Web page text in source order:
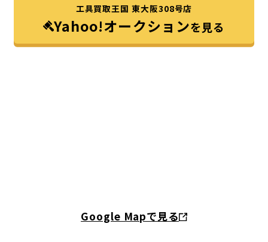
工具買取王国 東大阪308号店
Yahoo!オークションを見る
Google Mapで見る